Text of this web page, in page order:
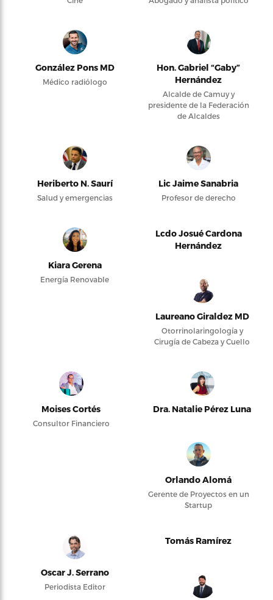
González Pons MD
Médico radiólogo
Hon. Gabriel “Gaby”
Hernández
Alcalde de Camuy y
presidente de la Federación
de Alcaldes
Heriberto N. Saurí
Salud y emergencias
Lic Jaime Sanabria
Profesor de derecho
Kiara Gerena
Energía Renovable
Lcdo Josué Cardona
Hernández
Laureano Giraldez MD
Otorrinolaringología y
Cirugía de Cabeza y Cuello
Moises Cortés
Consultor Financiero
Dra. Natalie Pérez Luna
Orlando Alomá
Gerente de Proyectos en un
Startup
Oscar J. Serrano
Periodista Editor
Tomás Ramírez